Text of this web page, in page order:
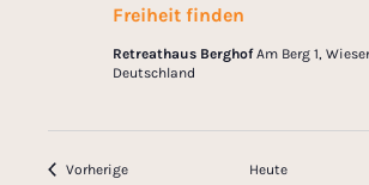
Freiheit finden
Retreathaus BerghofAm Berg 1,
Deutschland
VorherigeVeranstaltungen Heute